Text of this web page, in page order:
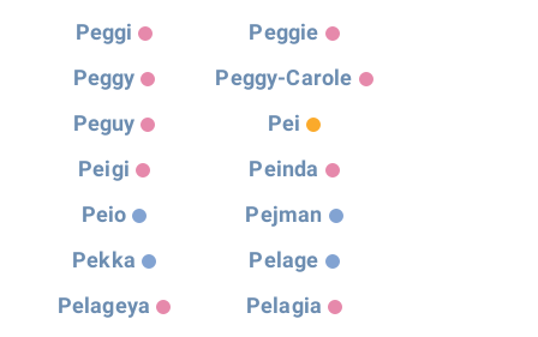
Peggi
Peggie
Peggy
Peggy-Carole
Peguy
Pei
Peigi
Peinda
Peio
Pejman
Pekka
Pelage
Pelageya
Pelagia